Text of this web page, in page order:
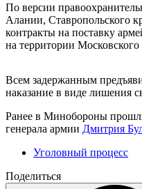
По версии
Алании, Ставропольского
контракты на поставку
на территории
Всем задержанным
наказание в виде лишения
Ранее в Минобороны
генерала армии Дмитрия
Уголовный процесс
Поделиться